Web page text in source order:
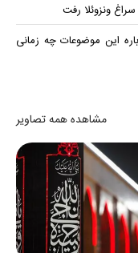
این موضوعات چه زمانی
مشاهده همه تصاویر